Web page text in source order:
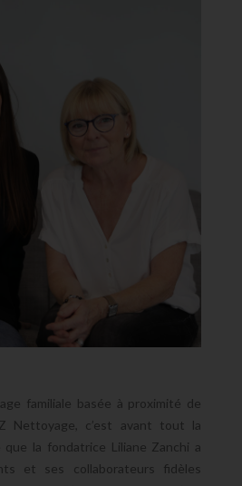
familiale basée à proximité de
Nettoyage, c’est avant tout la
la fondatrice Liliane Zanchi a
et ses collaborateurs fidèles